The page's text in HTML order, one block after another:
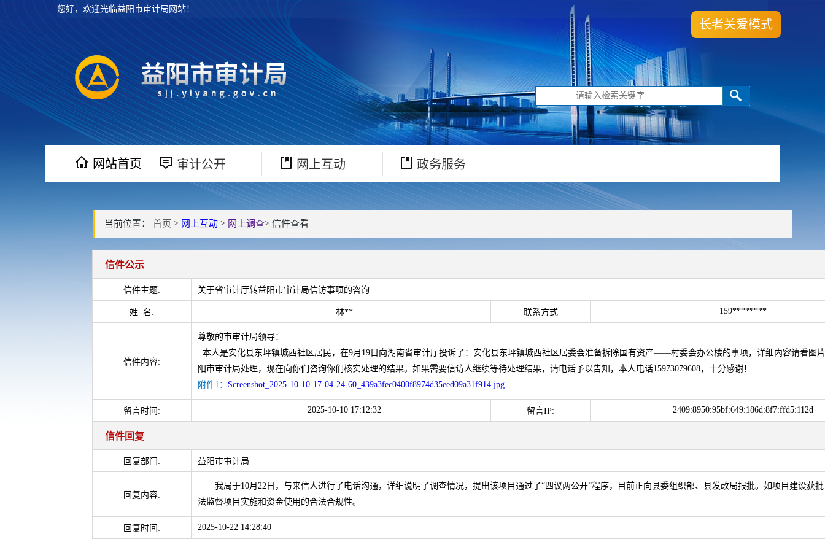
您好，欢迎光临益阳市审计局网站！
长者关爱模式
网站首页 审计公开 网上互动 政务服务
当前位置： 首页 > 网上互动 > 网上调查> 信件查看
信件公示
信件主题: 关于省审计厅转益阳市审计局信访事项的咨询
姓 名: 林** 联系方式 159********
信件内容:
尊敬的市审计局领导：
本人是安化县东坪镇城西社区居民，在9月19日向湖南省审计厅投诉了：安化县东坪镇城西社区居委会准备拆除国有资产——村委会办公楼的事项，详细内容请看图
阳市审计局处理，现在向你们咨询你们核实处理的结果。如果需要信访人继续等待处理结果，请电话予以告知，本人电话15973079608，十分感谢！
附件1： Screenshot_2025-10-10-17-04-24-60_439a3fec0400f8974d35eed09a31f914.jpg
留言时间: 2025-10-10 17:12:32 留言IP: 2409:8950:95bf:649:186d:8f7:ffd5:112d
信件回复
回复部门: 益阳市审计局
回复内容:
我局于10月22日，与来信人进行了电话沟通，详细说明了调查情况，提出该项目通过了“四议两公开”程序，目前正向县委组织部、县发改局报批。如项目建设获
法监督项目实施和资金使用的合法合规性。
回复时间: 2025-10-22 14:28:40